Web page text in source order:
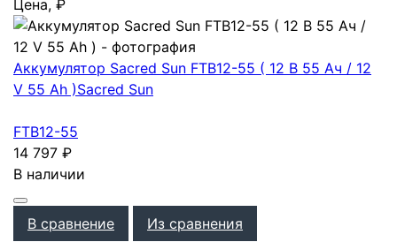
Цена, ₽
Аккумулятор Sacred Sun FTB12-55 ( 12 В 55 Ач / 12
V 55 Ah )Sacred Sun
FTB12-55
14 797 ₽
В наличии
В сравнение
Из сравнения